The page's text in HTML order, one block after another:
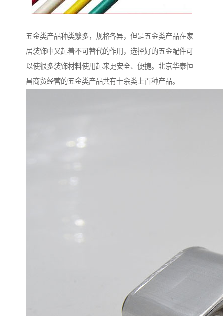
五金类产品种类繁多，规格各异，但是五金类产品在家
居装饰中又起着不可替代的作用，选择好的五金配件可
以使很多装饰材料使用起来更安全、便捷。北京华泰恒
昌商贸经营的五金类产品共有十余类上百种产品。